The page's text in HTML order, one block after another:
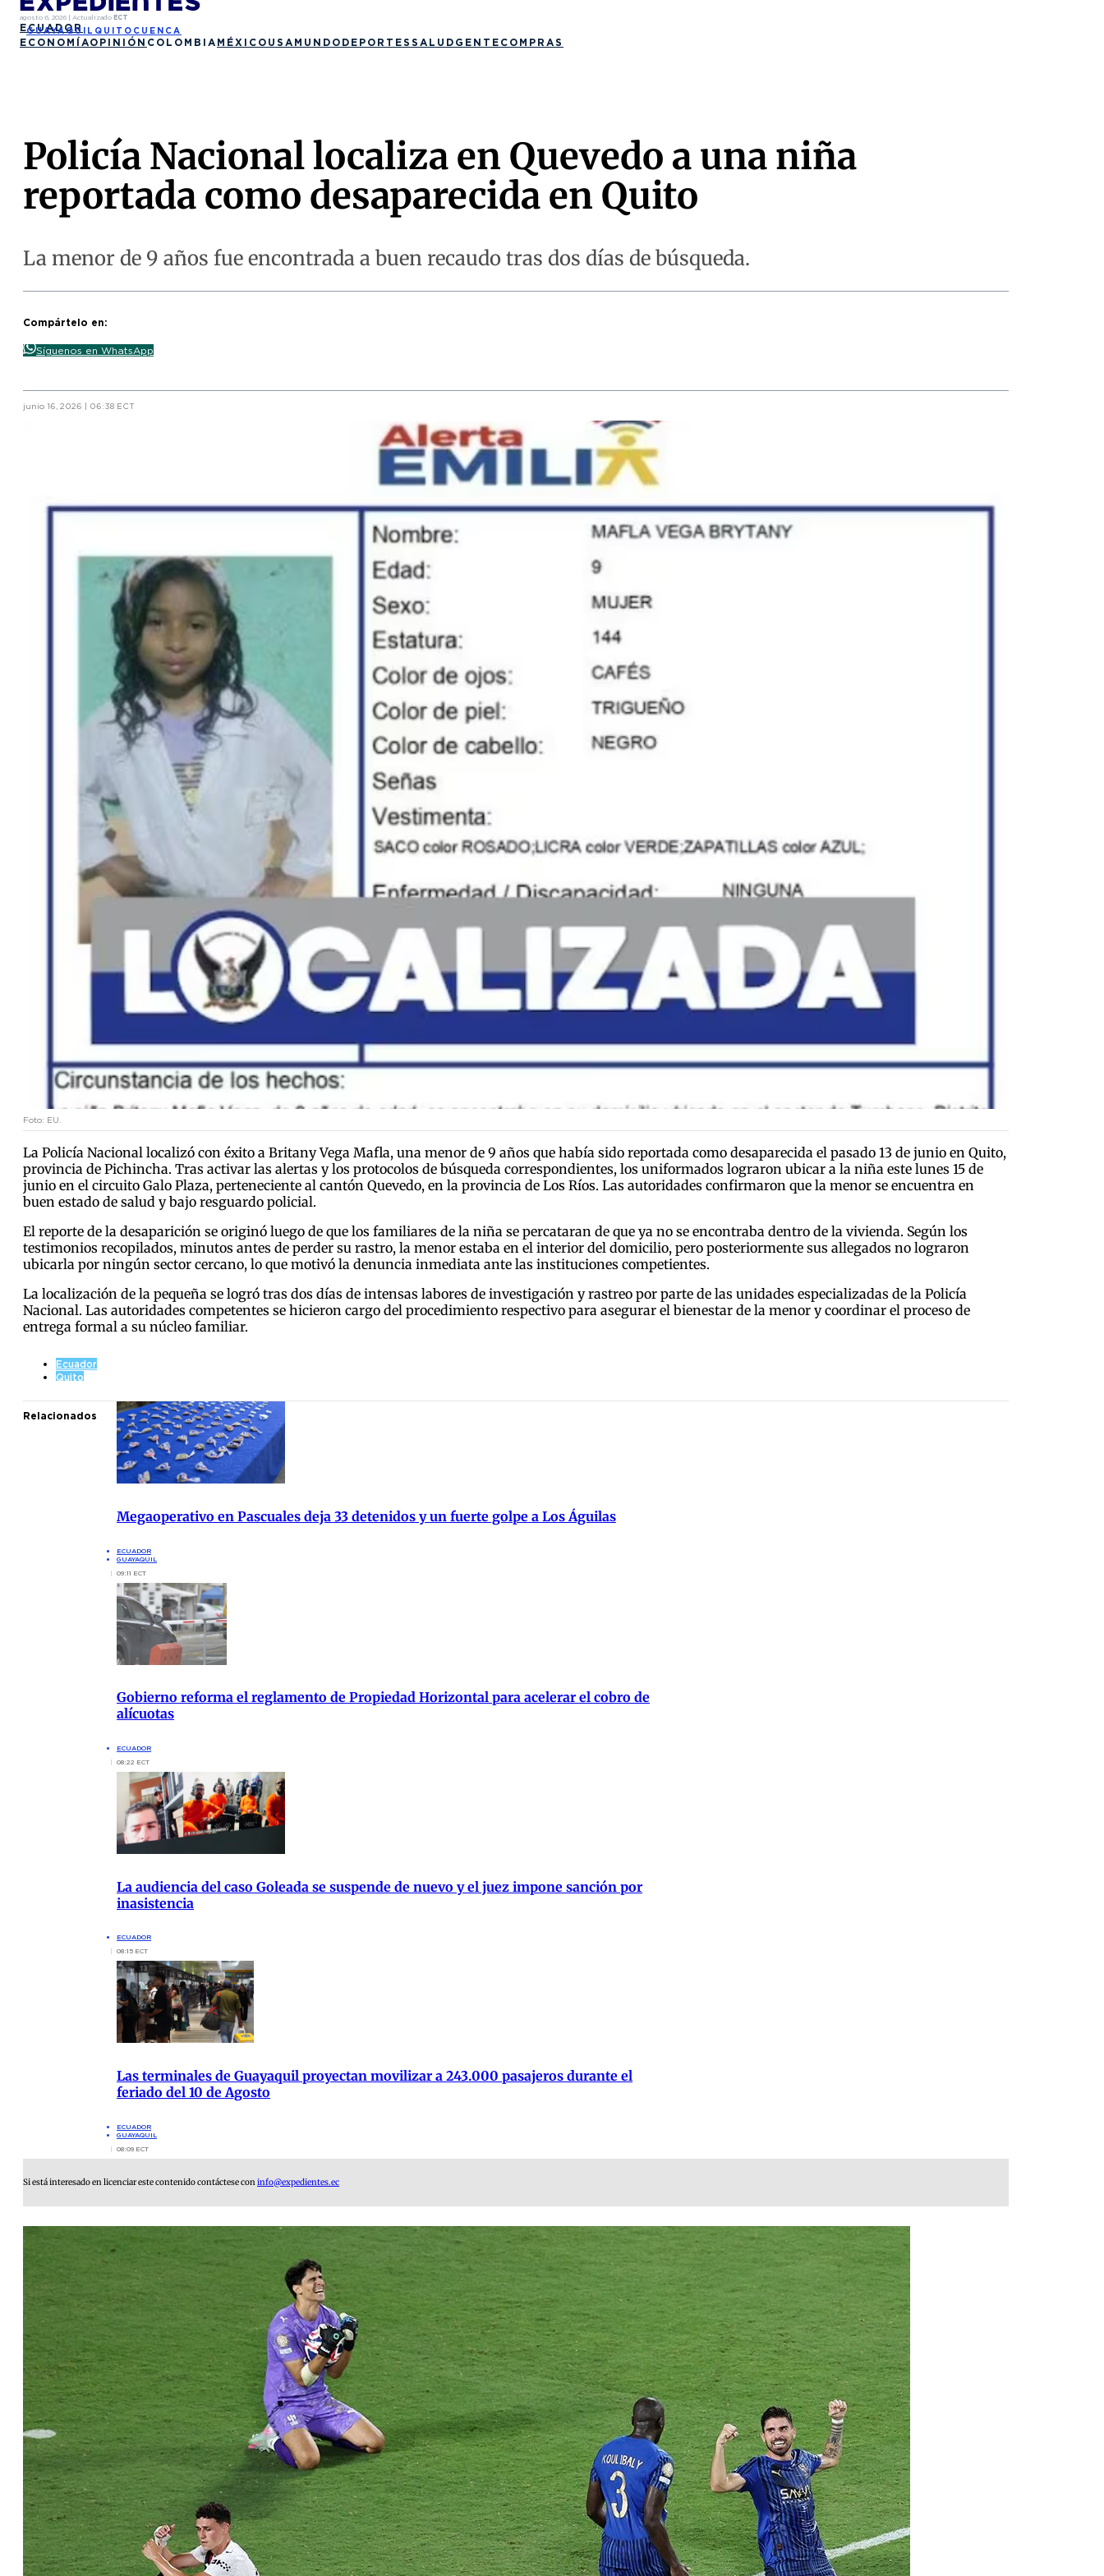
agosto 6, 2026 | Actualizado ECT
ECUADOR
GUAYAQUIL QUITO CUENCA
ECONOMÍAOPINIÓN COLOMBIA MÉXICO USA MUNDO DEPORTES SALUD GENTE COMPRAS
Policía Nacional localiza en Quevedo a una niña
reportada como desaparecida en Quito
La menor de 9 años fue encontrada a buen recaudo tras dos días de búsqueda.
Compártelo en:
Síguenos en WhatsApp
junio 16, 2026 | 06:38 ECT
Foto: EU.
La Policía Nacional localizó con éxito a Britany Vega Mafla, una menor de 9 años que había sido reportada como desaparecida el pasado 13 de junio en Quito,
provincia de Pichincha. Tras activar las alertas y los protocolos de búsqueda correspondientes, los uniformados lograron ubicar a la niña este lunes 15 de
junio en el circuito Galo Plaza, perteneciente al cantón Quevedo, en la provincia de Los Ríos. Las autoridades confirmaron que la menor se encuentra en
buen estado de salud y bajo resguardo policial.
El reporte de la desaparición se originó luego de que los familiares de la niña se percataran de que ya no se encontraba dentro de la vivienda. Según los
testimonios recopilados, minutos antes de perder su rastro, la menor estaba en el interior del domicilio, pero posteriormente sus allegados no lograron
ubicarla por ningún sector cercano, lo que motivó la denuncia inmediata ante las instituciones competientes.
La localización de la pequeña se logró tras dos días de intensas labores de investigación y rastreo por parte de las unidades especializadas de la Policía
Nacional. Las autoridades competentes se hicieron cargo del procedimiento respectivo para asegurar el bienestar de la menor y coordinar el proceso de
entrega formal a su núcleo familiar.
Ecuador
Quito
Relacionados
Megaoperativo en Pascuales deja 33 detenidos y un fuerte golpe a Los Águilas
ECUADOR
GUAYAQUIL
09:11 ECT
Gobierno reforma el reglamento de Propiedad Horizontal para acelerar el cobro de
alícuotas
ECUADOR
08:22 ECT
La audiencia del caso Goleada se suspende de nuevo y el juez impone sanción por
inasistencia
ECUADOR
08:15 ECT
Las terminales de Guayaquil proyectan movilizar a 243.000 pasajeros durante el
feriado del 10 de Agosto
ECUADOR
GUAYAQUIL
08:09 ECT
Si está interesado en licenciar este contenido contáctese coninfo@expedientes.ec